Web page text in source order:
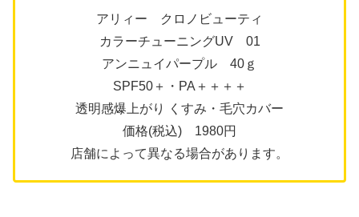
アリィー クロノビューティ
カラーチューニングUV 01
アンニュイパープル 40ｇ
SPF50＋・PA＋＋＋＋
透明感爆上がり くすみ・毛穴カバー
価格(税込) 1980円
店舗によって異なる場合があります。